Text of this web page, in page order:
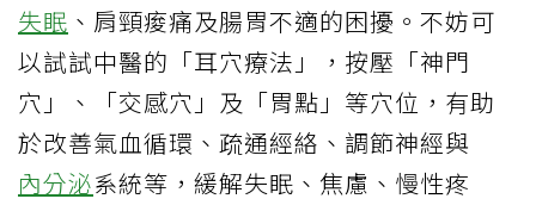
失眠 、肩頸痠痛及腸胃不適的困擾。不妨可
以試試中醫的「耳穴療法」，按壓「神門
穴」、「交感穴」及「胃點」等穴位，有助
於改善氣血循環、疏通經絡、調節神經與
內分泌系統等，緩解失眠、焦慮、慢性疼